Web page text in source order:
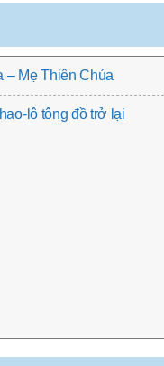
– Mẹ Thiên Chúa
lô tông đồ trở lại